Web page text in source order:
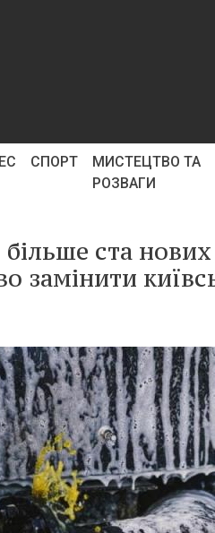
СПОРТ
МИСТЕЦТВО ТА
РОЗВАГИ
ста
замінити